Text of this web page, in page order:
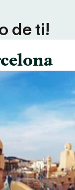
de ti!